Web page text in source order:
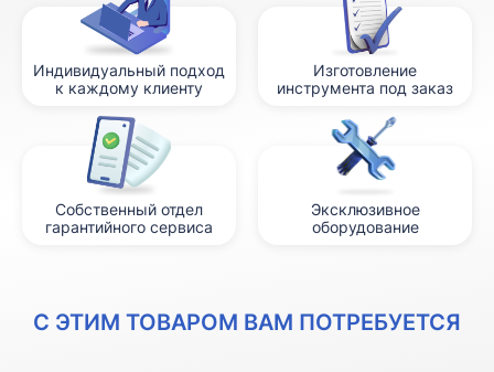
Индивидуальный подход
к каждому клиенту
Изготовление
инструмента под заказ
Собственный отдел
гарантийного сервиса
Эксклюзивное
оборудование
С ЭТИМ ТОВАРОМ ВАМ ПОТРЕБУЕТСЯ